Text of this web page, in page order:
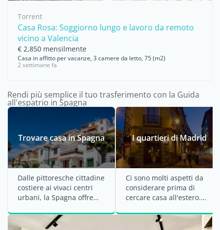
Torrent
Casa Rosa: Soggiorno lungo e lavoro da remoto
vicino a Valencia
€ 2,850 mensilmente
Casa in affitto per vacanze, 3 camere da letto, 75 (m2)
2 settimane fa
Rendi più semplice il tuo trasferimento con la Guida
all'espatrio in Spagna
Trovare casa in Spagna
Dalle pittoresche cittadine
costiere ai vivaci centri
urbani, la Spagna offre
opzioni per ...
I quartieri di Madrid
Ci sono molti aspetti da
considerare prima di
cercare casa all'estero.
quella di ...